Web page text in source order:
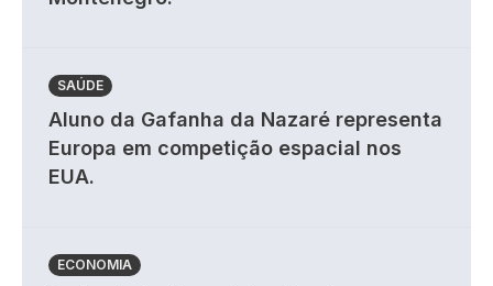
SAÚDE
Aluno da Gafanha da Nazaré representa
Europa em competição espacial nos
EUA.
ECONOMIA